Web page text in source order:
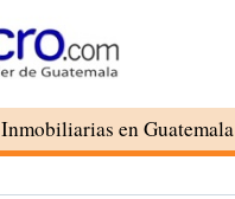
Inmobiliarias en Guatemala